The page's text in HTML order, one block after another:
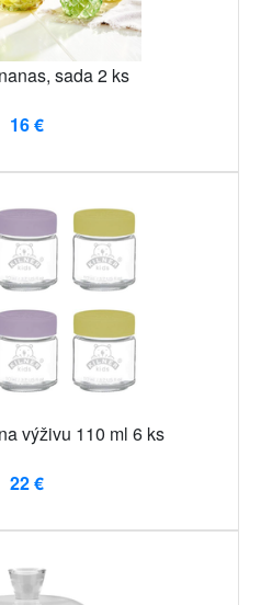
sada 2 ks
16 €
výživu 110 ml 6 ks
22 €